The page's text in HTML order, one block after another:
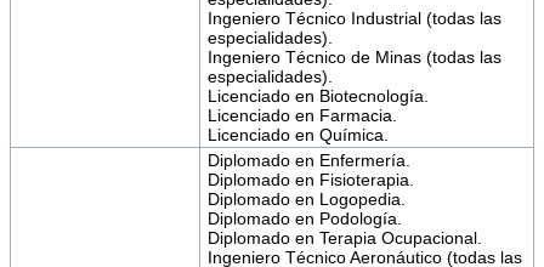
Ingeniero Técnico Industrial (todas las
especialidades).
Ingeniero Técnico de Minas (todas las
especialidades).
Licenciado en Biotecnología.
Licenciado en Farmacia.
Licenciado en Química.
Diplomado en Enfermería.
Diplomado en Fisioterapia.
Diplomado en Logopedia.
Diplomado en Podología.
Diplomado en Terapia Ocupacional.
Ingeniero Técnico Aeronáutico (todas las